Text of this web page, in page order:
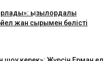
қызылордалық
жан сырымен бөлісті